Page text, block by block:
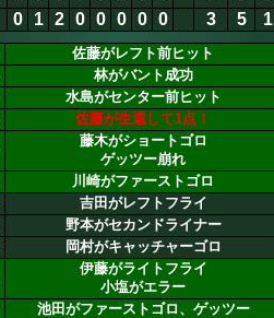
0 1 2 0 0 0 0 0 4 7 1
佐藤がレフト前ヒット
林がバント成功
水島がセンター前ヒット
佐藤が生還して1点！
藤木がショートゴロ
ゲッツー崩れ
川崎がファーストゴロ
吉田がレフトフライ
野本がセカンドライナー
岡村がキャッチャーゴロ
伊藤がライトフライ
小塩がエラー
池田がファーストゴロ、ゲッツー